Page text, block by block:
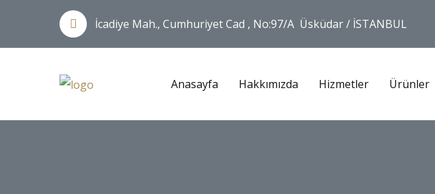
İcadiye Mah., Cumhuriyet Cad , No:97/A Üsküdar / İSTANBUL
Anasayfa Hakkımızda Hizmetler Ürünler